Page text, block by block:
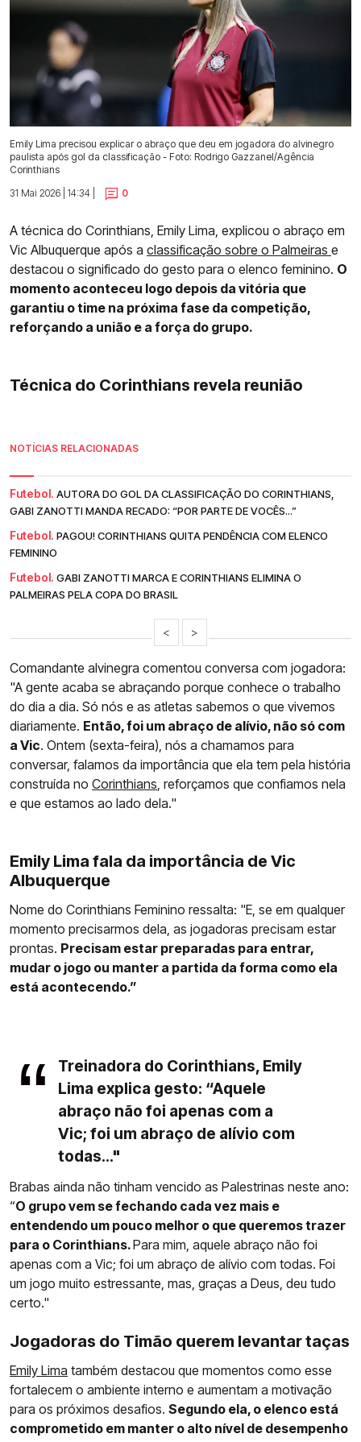
Emily Lima precisou explicar o abraço que deu em jogadora do alvinegro
paulista após gol da classificação - Foto: Rodrigo Gazzanel/Agência
Corinthians
31 Mai 2026 | 14:34 |
0
A técnica do Corinthians, Emily Lima, explicou o abraço em
Vic Albuquerque após a classificação sobre o Palmeiras e
destacou o significado do gesto para o elenco feminino. O
momento aconteceu logo depois da vitória que
garantiu o time na próxima fase da competição,
reforçando a união e a força do grupo.
Técnica do Corinthians revela reunião
NOTÍCIAS RELACIONADAS
Futebol. AUTORA DO GOL DA CLASSIFICAÇÃO DO CORINTHIANS,
GABI ZANOTTI MANDA RECADO: “POR PARTE DE VOCÊS...”
Futebol. PAGOU! CORINTHIANS QUITA PENDÊNCIA COM ELENCO
FEMININO
Futebol. GABI ZANOTTI MARCA E CORINTHIANS ELIMINA O
PALMEIRAS PELA COPA DO BRASIL
< >
Comandante alvinegra comentou conversa com jogadora:
"A gente acaba se abraçando porque conhece o trabalho
do dia a dia. Só nós e as atletas sabemos o que vivemos
diariamente. Então, foi um abraço de alívio, não só com
a Vic. Ontem (sexta-feira), nós a chamamos para
conversar, falamos da importância que ela tem pela história
construída no Corinthians , reforçamos que confiamos nela
e que estamos ao lado dela."
Emily Lima fala da importância de Vic
Albuquerque
Nome do Corinthians Feminino ressalta: "E, se em qualquer
momento precisarmos dela, as jogadoras precisam estar
prontas. Precisam estar preparadas para entrar,
mudar o jogo ou manter a partida da forma como ela
está acontecendo.”
Treinadora do Corinthians, Emily
Lima explica gesto: “Aquele
abraço não foi apenas com a
Vic; foi um abraço de alívio com
todas..."
Brabas ainda não tinham vencido as Palestrinas neste ano:
“O grupo vem se fechando cada vez mais e
entendendo um pouco melhor o que queremos trazer
para o Corinthians.Para mim, aquele abraço não foi
apenas com a Vic; foi um abraço de alívio com todas. Foi
um jogo muito estressante, mas, graças a Deus, deu tudo
certo."
Jogadoras do Timão querem levantar taças
Emily Lima também destacou que momentos como esse
fortalecem o ambiente interno e aumentam a motivação
para os próximos desafios. Segundo ela, o elenco está
comprometido em manter o alto nível de desempenho